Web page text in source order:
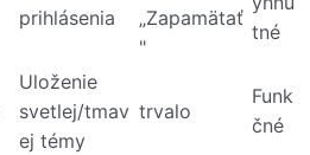
prihlásenia
„Zapamätať
"
tné
Uloženie
svetlej/tmav
ej témy
trvalo
Funk
čné